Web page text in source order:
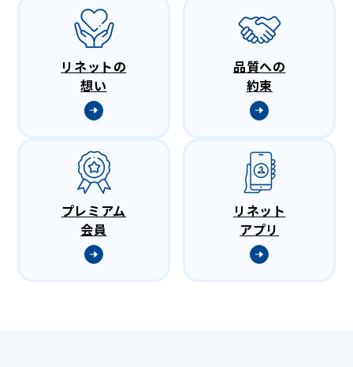
リネットの
想い
品質への
約束
プレミアム
会員
リネット
アプリ